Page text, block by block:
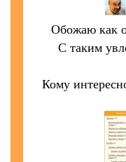
Обожаю как
С таким
Кому